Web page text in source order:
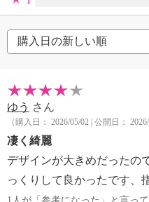
ゆう さん
（購入日： 2026/05/02 | 公開日： 2026/
凄く綺麗
デザインが大きめだったの
っくりして良かったです、